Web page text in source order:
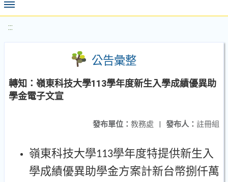
:::
公告彙整
轉知：嶺東科技大學113學年度新生入學成績優異助
學金電子文宣
發布人： 註冊組
發布單位： 教務處 |
嶺東科技大學113學年度特提供新生入
學成績優異助學金方案計新台幣捌仟萬